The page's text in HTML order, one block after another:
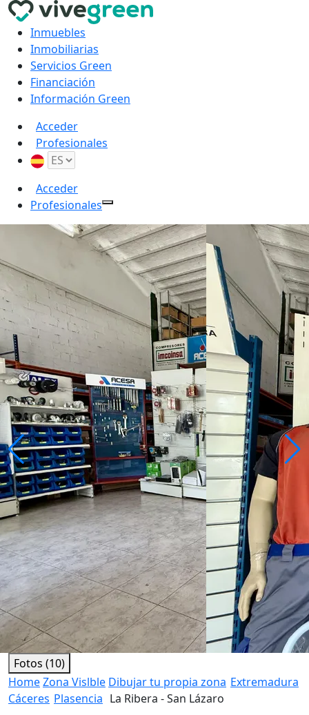
Inmuebles
Inmobiliarias
Servicios Green
Financiación
Información Green
Acceder
Profesionales
Acceder
Profesionales
Fotos (10)
HomeZona Vislble Dibujar tu propia zona Extremadura
Cáceres Plasencia La Ribera - San Lázaro